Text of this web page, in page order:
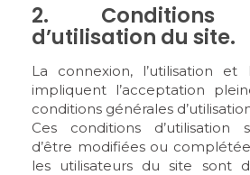
2. Conditions
d’utilisation du site.
La connexion, l’utilisation et
impliquent l’acceptation
conditions générales
Ces conditions d’utilisation
d’être modifiées ou
les utilisateurs du site sont